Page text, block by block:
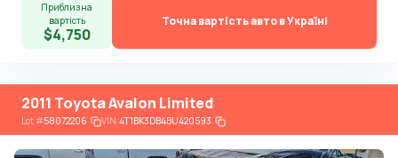
Приблизна
вартість
$4,750
Точна вартість авто в Україні
2011 Toyota Avalon Limited
Lot#58072206 VIN:4T1BK3DB4BU420593